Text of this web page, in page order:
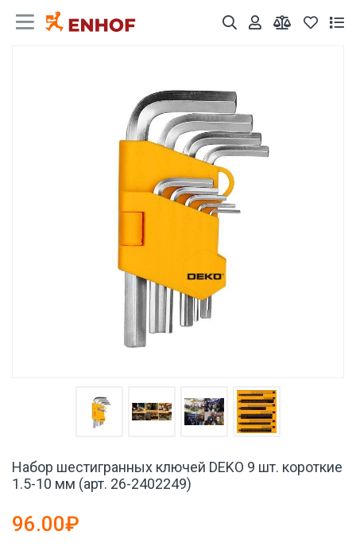
Набор шестигранных ключей DEKO 9 шт. короткие
1.5-10 мм (арт. 26-2402249)
96.00₽